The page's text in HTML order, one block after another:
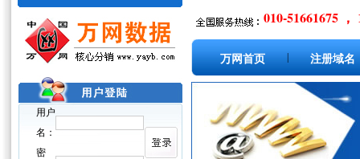
用户
名：
密
010-51661675 ，
万网首页 注册域名